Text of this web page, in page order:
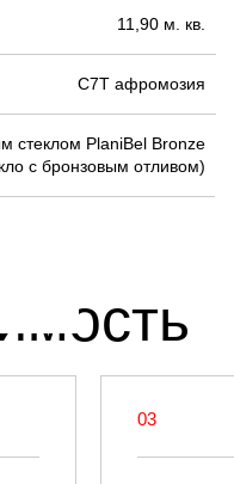
11,90 м. кв.
С7Т афромозия
стеклом PlaniBel Bronze
с бронзовым отливом)
03